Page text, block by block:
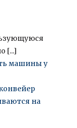
[...]
машины у
на